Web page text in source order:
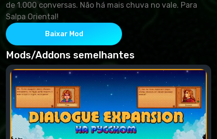
de 1.000 conversas. Não há mais chuva no vale. Para
Salpa Oriental!
Baixar Mod
Mods/Addons semelhantes